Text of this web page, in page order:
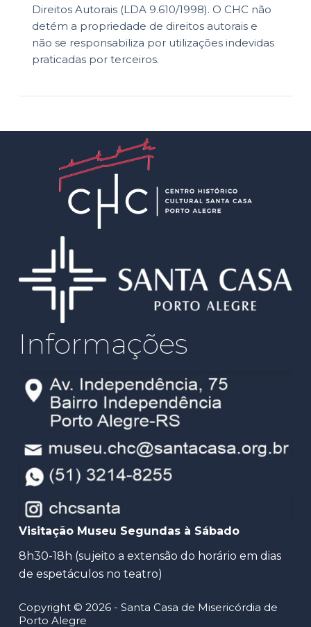
Direitos Autorais (LDA 9.610/1998). O CHC não
detém a propriedade de direitos autorais e
não se responsabiliza por utilizações indevidas
praticadas por terceiros.
Informações
Visitação Museu Segundas à Sábado
8h30-18h (sujeito a extensão do horário em dias
de espetáculos no teatro)
Copyright © 2026 - Santa Casa de Misericórdia de
Porto Alegre